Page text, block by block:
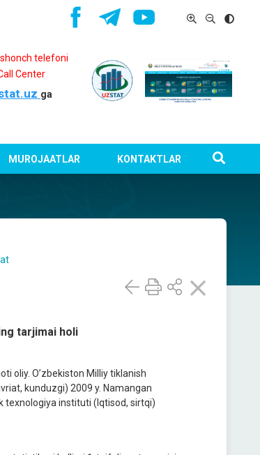
Ishonch telefoni
Center
ga
MUROJAATLAR KONTAKTLAR
tarjimai holi
oliy. O’zbekiston Milliy tiklanish
kunduzgi) 2009 y. Namangan
texnologiya instituti (Iqtisod, sirtqi)